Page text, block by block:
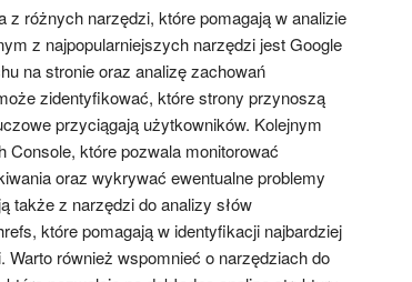
z różnych narzędzi, które pomagają w analizie
z najpopularniejszych narzędzi jest Google
na stronie oraz analizę zachowań
zidentyfikować, które strony przynoszą
przyciągają użytkowników. Kolejnym
które pozwala monitorować
oraz wykrywać ewentualne problemy
także z narzędzi do analizy słów
które pomagają w identyfikacji najbardziej
również wspomnieć o narzędziach do